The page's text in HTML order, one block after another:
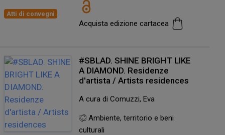
Atti di convegni
Acquista edizione cartacea
#SBLAD. SHINE BRIGHT LIKE
A DIAMOND. Residenze
d'artista / Artists residences
A cura di Comuzzi, Eva
Ambiente, territorio e beni
culturali